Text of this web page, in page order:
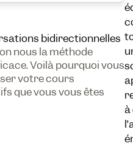
bidirectionnelles
nous la méthode
Voilà pourquoi vous
votre cours
que vous vous êtes
à